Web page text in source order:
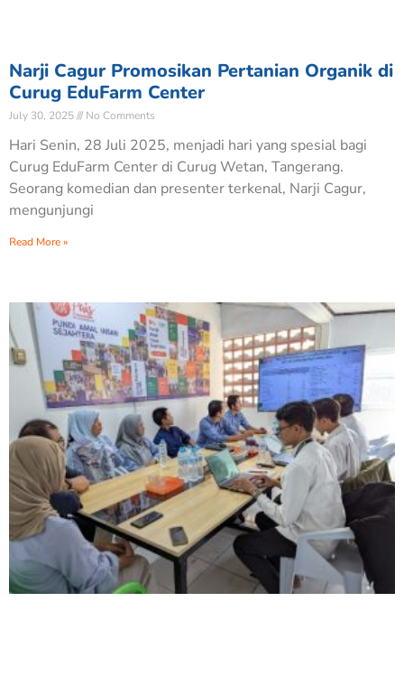
Narji Cagur Promosikan Pertanian Organik di
Curug EduFarm Center
July 30, 2025 No Comments
Hari Senin, 28 Juli 2025, menjadi hari yang spesial bagi
Curug EduFarm Center di Curug Wetan, Tangerang.
Seorang komedian dan presenter terkenal, Narji Cagur,
mengunjungi
Read More »